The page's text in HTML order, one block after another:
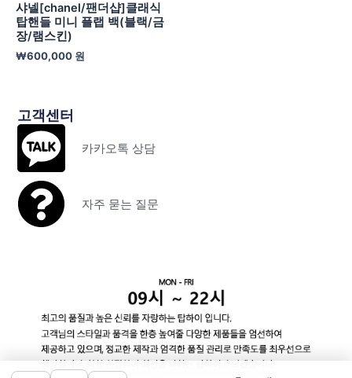
샤넬[chanel/팬더샵]클래식
탑핸들 미니 플랩 백(블랙/금
장/램스킨)
₩600,000 원
고객센터
카카오톡 상담
자주 묻는 질문